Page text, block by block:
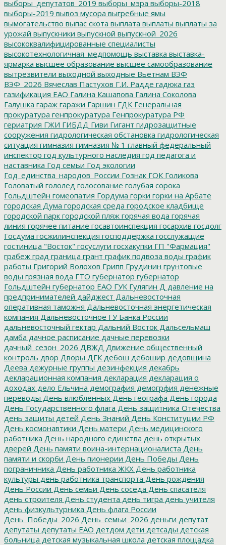
выборы_депутатов_2019 выборы_мэра выборы-2018
выборы-2019 вывоз мусора выгребные ямы
вымогательство выпас скота выплата выплаты выплаты за
урожай выпускники выпускной выпускной_2026
высококвалифицированные специалисты
высокотехнологичная_медпомощь выставка выставка-
ярмарка высшее образование высшее самообразование
вытрезвители выходной выходные Вьетнам ВЭФ
ВЭФ_2026 Вячеслав Пастухов Г.И. Радде гадюка газ
газификация ЕАО Галина Кашапова Галина Соколова
Галушка гараж гаражи Гаршин ГДК Генеральная
прокуратура генпрокуратура Генпрокуратура РФ
гериатрия ГЖИ ГИБДД Гиви Гигант гидрозащитные
сооружения гидрологическая обстановка гидрологическая
ситуация гимназия гимназия № 1 главный федеральный
инспектор год культурного наследия год педагога и
наставника Год семьи Год экологии
Год_единства_народов_России Гознак ГОК Голикова
Головатый гололед голосование голубая сорока
Гольдштейн гомеопатия Гордума горки горки на Арбате
городская Дума городская среда городское кладбище
городской парк городской пляж горячая вода горячая
линия горячее питание госавтоинспекция госархив госдолг
Госдума госжилинспекция господдержка госслужащие
гостиница "Восток" госуслуги госхакупки ГП "Фармация"
грабеж град граница грант график подвоза воды график
работы Григорий Волохов Грипп Грудинин грунтовые
воды грязная вода ГТО губернатор губернатор
Гольдштейн губернатор ЕАО ГУК Гулягин Д давление на
предпринимателей дайджест Дальневосточная
оперативная таможня Дальневосточная энергетическая
компания Дальневосточное ГУ Банка России
дальневосточный гектар Дальний Восток Дальсельмаш
дамба дачное расписание дачные перевозки
дачный_сезон_2026 ДВЖД Движение общественный
контроль двор Дворы ДГК дебош дебошир дедовщина
Деева дежурные группы дезинфекция декабрь
декларационная компания декларация декларация о
доходах дело Ельчина демография демогрфия денежные
переводы День влюбленных День географа День города
День Государственного флага День защитника Отечества
день защиты детей День Знаний День Конституции РФ
День космонавтики День матери День медицинского
работника День народного единства день открытых
дверей День памяти воина-интернационалиста День
памяти и скорби День пионерии День Победы День
пограничника День работника ЖКХ День работника
культуры день работника транспорта День рождения
День России День семьи День соседа День спасателя
день строителя День студента день тигра день учителя
день физкультурника День флага России
День_Победы_2026 День_семьи_2026 деньги депутат
депутаты депутаты ЕАО детдом дети детсады детская
больница детская музыкальная школа детская площадка